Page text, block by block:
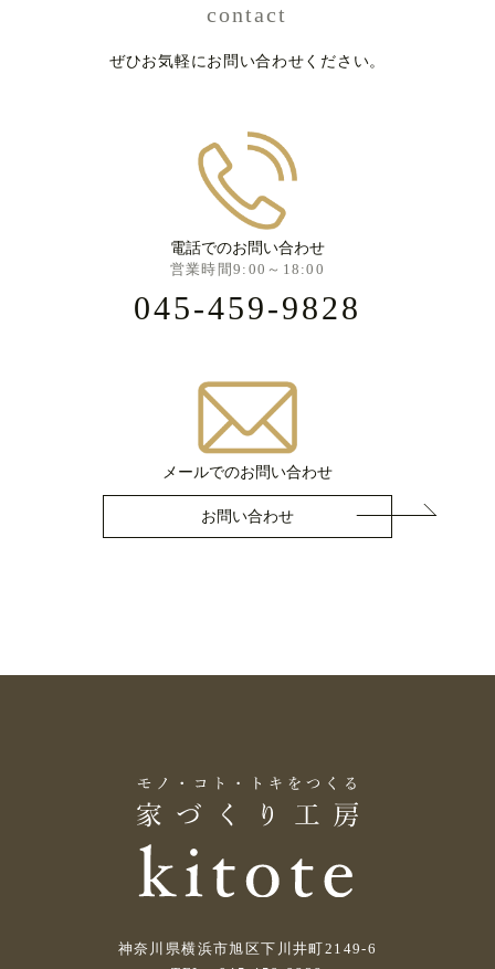
contact
ぜひお気軽にお問い合わせください。
電話でのお問い合わせ
営業時間9:00～18:00
045-459-9828
メールでのお問い合わせ
お問い合わせ
神奈川県横浜市旭区下川井町2149-6